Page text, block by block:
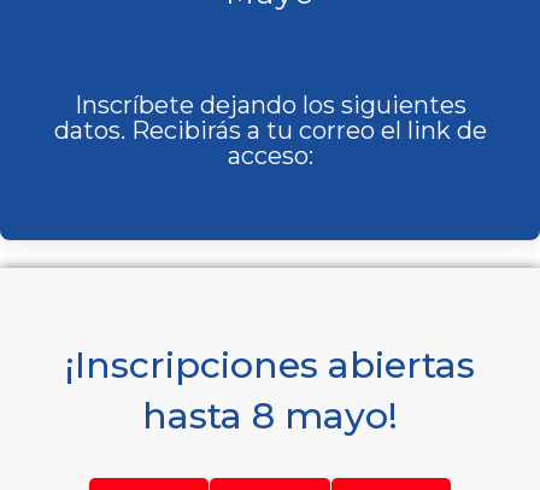
Inscríbete dejando los siguientes
datos. Recibirás a tu correo el link de
acceso:
¡Inscripciones abiertas
hasta 8 mayo!